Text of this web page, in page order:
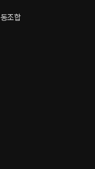
조합